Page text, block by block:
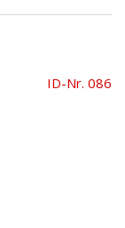
ID-Nr. 086